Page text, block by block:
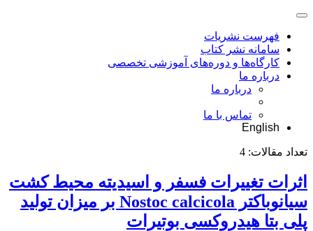
فهرست نشریات
سامانه نشر کتاب
کارگاه‌ها و دوره‌های آموزشی تخصصی
درباره ما
درباره ما
تماس با ما
English
تعداد مقالات: 4
اثرات تغییرات فسفر و اسیدیته محیط کشت
سیانوباکتر Nostoc calcicola بر میزان تولید
پلی بتا هیدروکسی بوتیرات